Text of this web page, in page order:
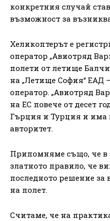
конкретния случай
възможност за
Хеликоптерът е
оператор „Авиотряд
полети от летище
на „Летище София“
оператор. „Авиотряд
на ЕС повече от десет
Гърция и Турция и има
авторитет.
Припомняме също, че в
златното правило, че
последното решение за
на полет.
Считаме, че на